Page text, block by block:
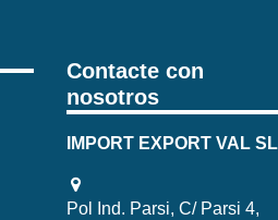
Contacte con
nosotros
IMPORT EXPORT VAL SL
Pol Ind. Parsi, C/ Parsi 4,